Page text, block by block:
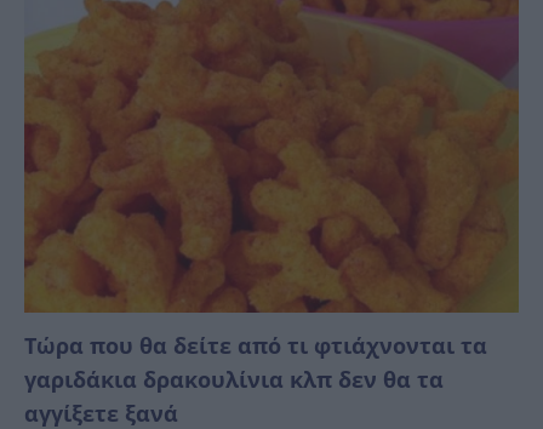
Τώρα που θα δείτε από τι φτιάχνονται τα
γαριδάκια δρακουλίνια κλπ δεν θα τα
αγγίξετε ξανά